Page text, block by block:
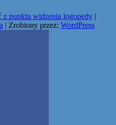
z punktu widzenia logopedy |
| Zrobiony przez: WordPress